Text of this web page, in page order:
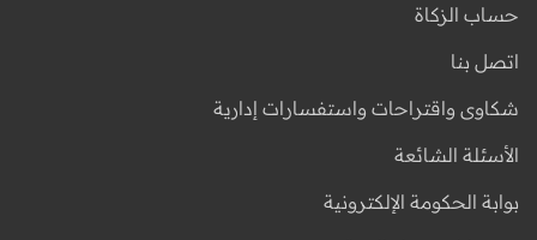
حساب الزكاة
اتصل بنا
شكاوى واقتراحات واستفسارات إدارية
الأسئلة الشائعة
بوابة الحكومة الإلكترونية